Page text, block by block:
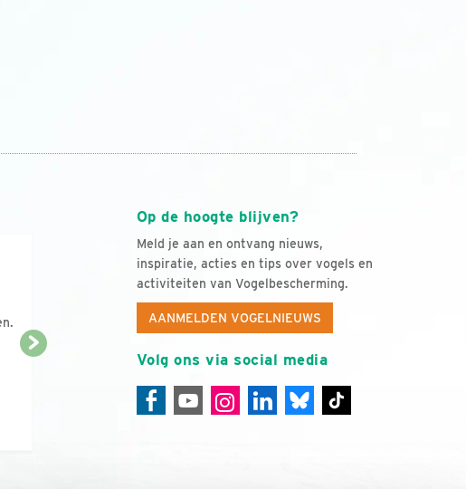
Op de hoogte blijven?
Meld je aan en ontvang nieuws,
inspiratie, acties en tips over vogels en
activiteiten van Vogelbescherming.
AANMELDEN VOGELNIEUWS
Volg ons via social media